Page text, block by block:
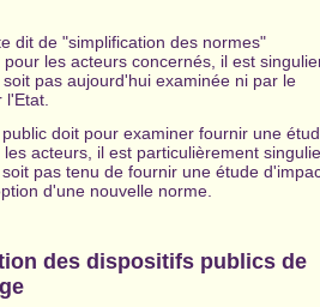
dit de "simplification des normes"
les acteurs concernés, il est
pas aujourd'hui examinée ni par le
doit pour examiner fournir une
acteurs, il est particulièrement
pas tenu de fournir une étude
d'une nouvelle norme.
des dispositifs publics de